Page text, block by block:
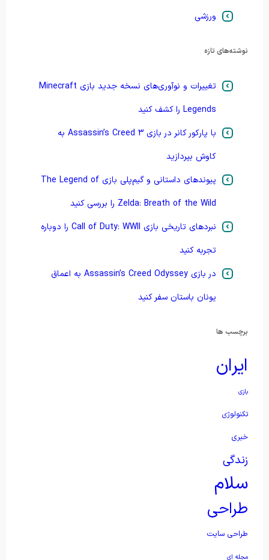
ورزشی
نوشته‌های تازه
تغییرات و نوآوری‌های نسخه جدید بازی Minecraft
Legends را کشف کنید
با پارکور کانر در بازی Assassin’s Creed 3 به
کاوش بپردازید
پیوندهای داستانی و گیم‌پلی بازی The Legend of
Zelda: Breath of the Wild را بررسی کنید
نبردهای تاریخی بازی Call of Duty: WWII را دوباره
تجربه کنید
در بازی Assassin’s Creed Odyssey به اعماق
یونان باستان سفر کنید
برچسب ها
ایران
بازی
تکنولوژی
خبری
زندگی
سلام
طراحی
طراحی سایت
مجله ای